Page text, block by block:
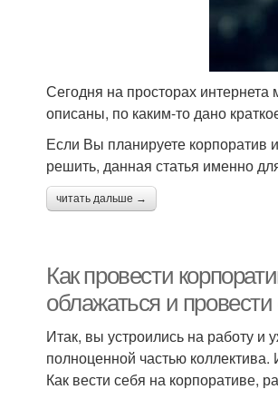
Сегодня на просторах
описаны, по каким-то дано
Если Вы планируете корпоратив
решить, данная статья именно
читать дальше →
Как провести
облажаться и провести
Итак, вы устроились на работу и
полноценной частью
Как вести себя на корпоративе,